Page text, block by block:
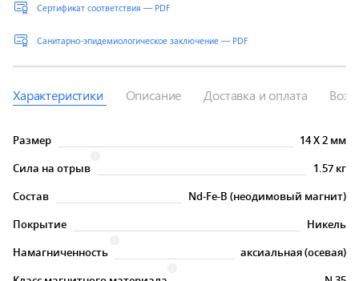
Сертификат соответствия — PDF
Санитарно-эпидемиологическое заключение — PDF
Характеристики Описание Доставка и оплата
Размер 14X2 мм
Сила на отрыв
1.57 кг
Состав
Nd-Fe-B (неодимовый магнит)
Покрытие
Никель
Намагниченность
аксиальная (осевая)